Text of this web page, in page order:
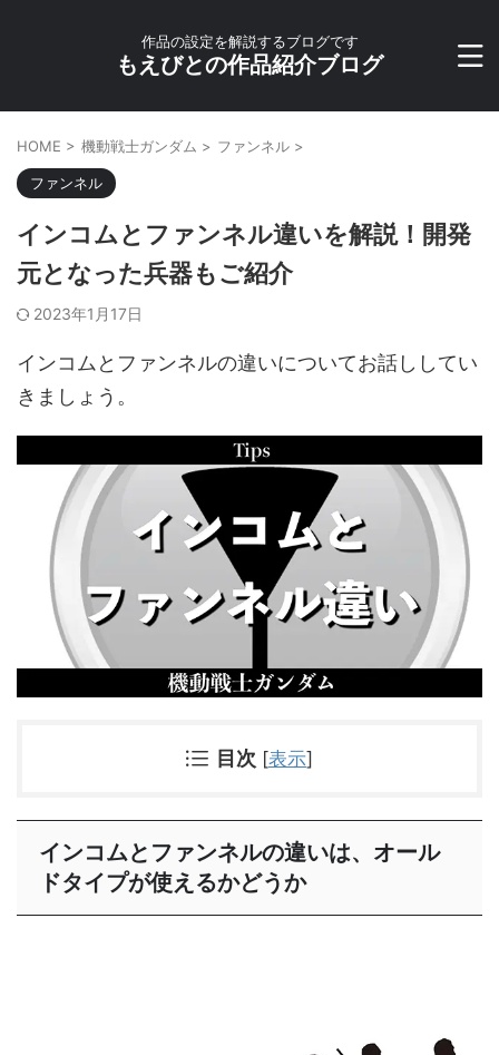
作品の設定を解説するブログです
もえびとの作品紹介ブログ
HOME > 機動戦士ガンダム > ファンネル >
ファンネル
インコムとファンネル違いを解説！開発
元となった兵器もご紹介
2023年1月17日
インコムとファンネルの違いについてお話ししてい
きましょう。
目次 [表示]
インコムとファンネルの違いは、オール
ドタイプが使えるかどうか